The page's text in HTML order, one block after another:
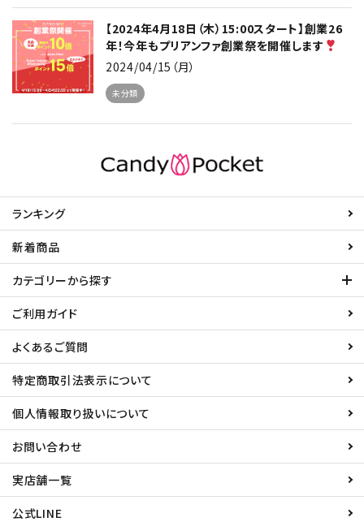
【2024年4月18日（木）15:00スタート】創業26
年！今年もプリアンファ創業祭を開催します
2024/04/15（月）
未分類
ランキング
新着商品
カテゴリーから探す
ご利用ガイド
よくあるご質問
特定商取引法表示について
個人情報取り扱いについて
お問い合わせ
実店舗一覧
公式LINE